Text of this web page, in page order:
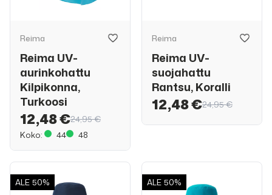
Reima
Reima UV-
aurinkohattu
Kilpikonna,
Turkoosi
12,48 €24,95 €
Koko:
44 48
Reima
Reima UV-
suojahattu
Rantsu, Koralli
12,48 €24,95 €
ALE 50% ALE 50%